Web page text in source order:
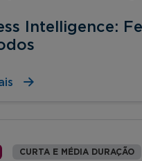
Intelligence:
CURTA E MÉDIA DURAÇÃO